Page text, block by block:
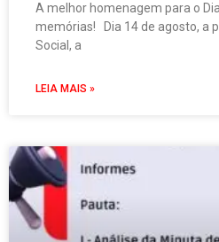
A melhor homenagem para o
memórias! Dia 14 de agosto, a
Social, a
LEIA MAIS »